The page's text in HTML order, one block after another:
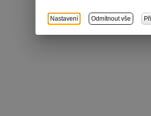
Nastavení Odmítnout vše